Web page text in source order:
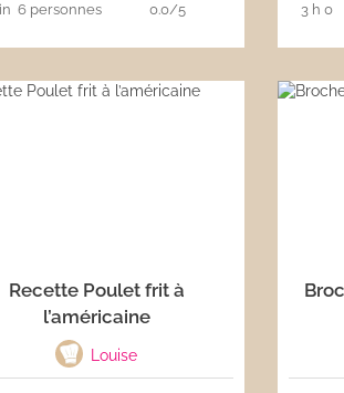
6 personnes 0.0/5 3 h 0
Recette Poulet frit à
l’américaine
Louise